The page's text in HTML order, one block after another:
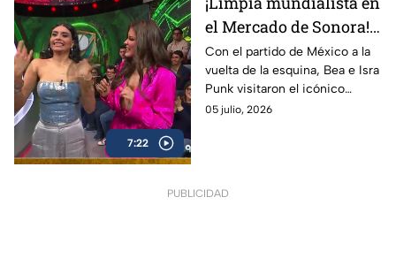
7:22
el Mercado de Sonora!
Bea e Isra Punk buscan
la buena vibra para
México
Con el partido de México a la
vuelta de la esquina, Bea e Isra
Punk visitaron el icónico
Mercado de Sonora para
05 julio, 2026
PUBLICIDAD